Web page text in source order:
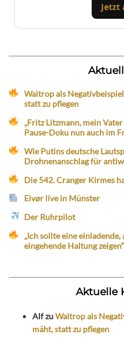
Jetzt
Waltrop als
statt zu pflegen
„Fritz Litzmann, mein
Pause-Doku nun auch im
Wie Putins deutsche
Drohnenanschlag für
Die 542. Cranger Kirmes
Eivør live in Münster
Der Ruhrpilot
„Ich sollte eine
eingehende Haltung zeigen“
Aktuelle
AlfzuWaltrop als
mäht, statt zu pflegen